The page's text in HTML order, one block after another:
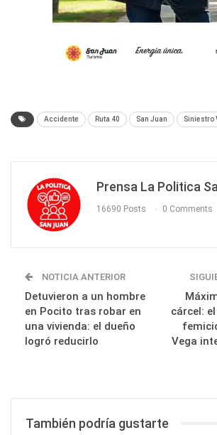
Accidente Ruta 40 San Juan Siniestro
Prensa La Politica
16690 Posts 0 Comments
NOTICIA ANTERIOR
Detuvieron a un hombre
en Pocito tras robar en
una vivienda: el dueño
logró reducirlo
cárcel:
Vega
También podría gustarte